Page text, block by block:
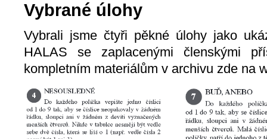
Vybrané úlohy
Vybrali jsme čtyři pěkné úlohy jako
HALAS se zaplacenými členskými
kompletním materiálům v archivu zde na